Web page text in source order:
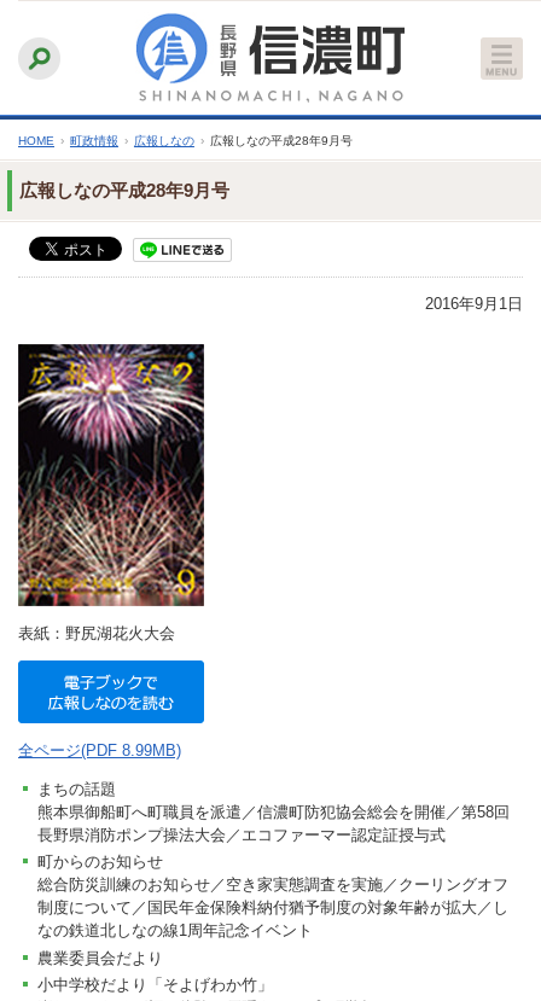
文
へ
ふりがなをつける
文字サイズ
縮小 標準 拡大
HOME › 町政情報 › 広報しなの › 広報しなの平成28年9月号
広報しなの平成28年9月号
2016年9月1日
表紙：野尻湖花火大会
全ページ(PDF 8.99MB)
まちの話題
熊本県御船町へ町職員を派遣／信濃町防犯協会総会を開催／第58回
長野県消防ポンプ操法大会／エコファーマー認定証授与式
町からのお知らせ
総合防災訓練のお知らせ／空き家実態調査を実施／クーリングオフ
制度について／国民年金保険料納付猶予制度の対象年齢が拡大／し
なの鉄道北しなの線1周年記念イベント
農業委員会だより
小中学校だより「そよげわか竹」